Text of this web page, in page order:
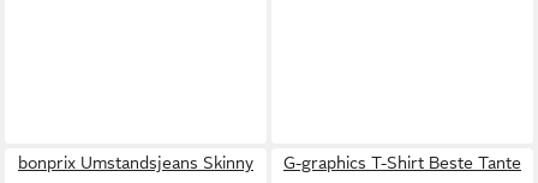
bonprix Umstandsjeans Skinny
G-graphics T-Shirt Beste Tante